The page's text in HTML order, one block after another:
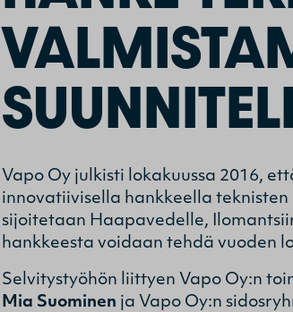
Vapo Oy julkisti lokakuussa 2016,
innovatiivisella hankkeella
sijoitetaan Haapavedelle,
hankkeesta voidaan tehdä vuoden
Selvitystyöhön liittyen Vapo Oy:n
Mia Suominen ja Vapo Oy:n